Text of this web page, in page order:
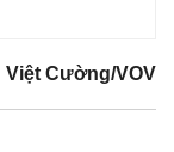
Việt Cường/VOV